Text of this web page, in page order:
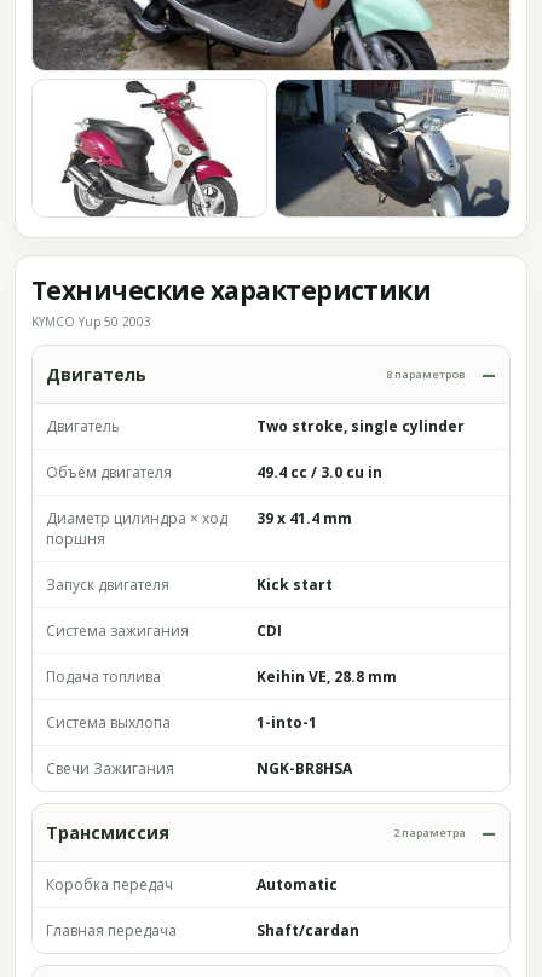
Технические характеристики
KYMCO Yup 50 2003
Двигатель 8 параметров
Двигатель Two stroke, single cylinder
Объём двигателя 49.4 cc / 3.0 cu in
Диаметр цилиндра × ход
поршня
39 x 41.4 mm
Запуск двигателя Kick start
Система зажигания CDI
Подача топлива Keihin VE, 28.8 mm
Система выхлопа 1-into-1
Свечи Зажигания NGK-BR8HSA
Трансмиссия 2 параметра
Коробка передач Automatic
Главная передача Shaft/cardan